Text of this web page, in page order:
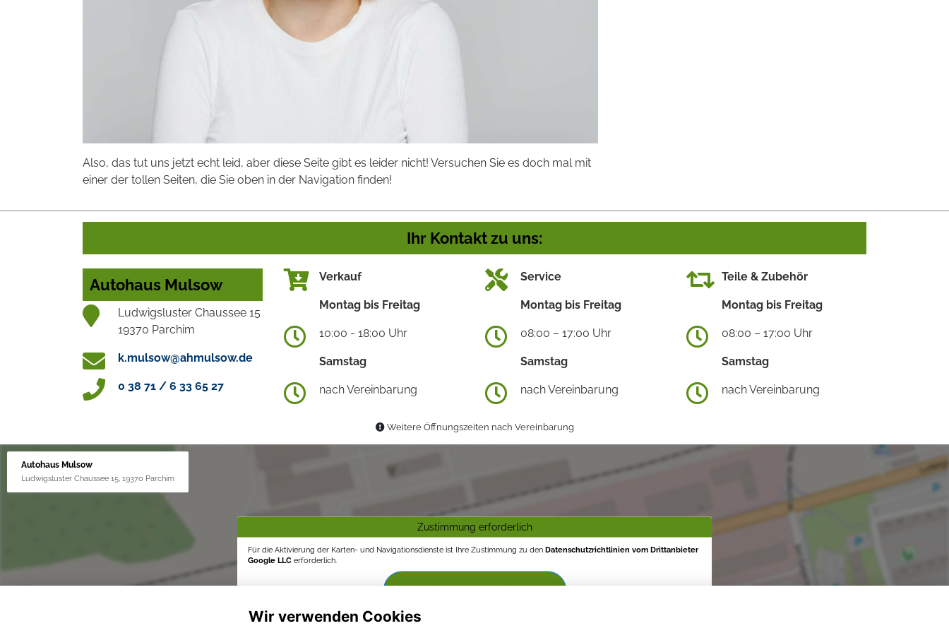
Also, das tut uns jetzt echt leid, aber diese Seite gibt es leider nicht! Versuchen Sie es doch mal mit
einer der tollen Seiten, die Sie oben in der Navigation finden!
Ihr Kontakt zu uns:
Autohaus Mulsow
Ludwigsluster Chaussee 15
19370 Parchim
k.mulsow@ahmulsow.de
0 38 71 / 6 33 65 27
Verkauf
Montag bis Freitag
10:00 - 18:00 Uhr
Samstag
nach Vereinbarung
Service
Montag bis Freitag
08:00 – 17:00 Uhr
Samstag
nach Vereinbarung
Teile & Zubehör
Montag bis Freitag
08:00 – 17:00 Uhr
Samstag
nach Vereinbarung
Weitere Öffnungszeiten nach Vereinbarung
Autohaus Mulsow
Ludwigsluster Chaussee 15, 19370 Parchim
Zustimmung erforderlich
Für die Aktivierung der Karten- und Navigationsdienste ist Ihre Zustimmung zu den Datenschutzrichtlinien vom Drittanbieter
Google LLC erforderlich.
Zustimmen und aktivieren
Wir verwenden Cookies